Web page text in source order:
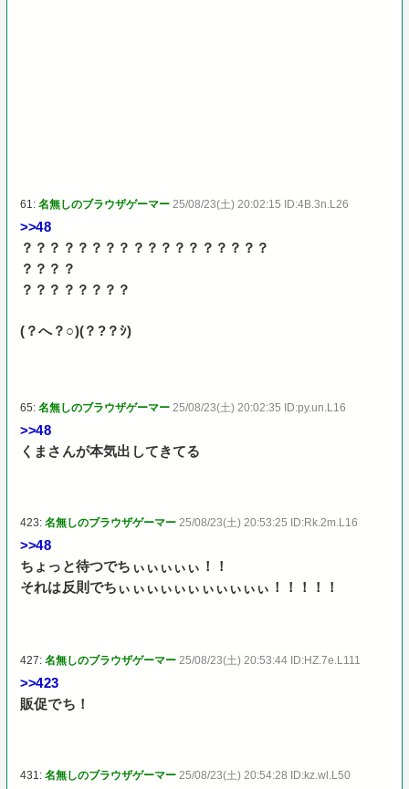
61:名無しのブラウザゲーマー 25/08/23(土) 20:02:15 ID:4B.3n.L26
>>48
？？？？？？？？？？？？？？？？？？
？？？？
？？？？？？？？
(？へ？○)(？?？ｼ)
65:名無しのブラウザゲーマー 25/08/23(土) 20:02:35 ID:py.un.L16
>>48
くまさんが本気出してきてる
423:名無しのブラウザゲーマー 25/08/23(土) 20:53:25 ID:Rk.2m.L16
>>48
ちょっと待つでちぃぃぃぃぃ！！
それは反則でちぃぃぃぃぃぃぃぃぃぃぃ！！！！！
427:名無しのブラウザゲーマー 25/08/23(土) 20:53:44 ID:HZ.7e.L111
>>423
販促でち！
431:名無しのブラウザゲーマー 25/08/23(土) 20:54:28 ID:kz.wl.L50